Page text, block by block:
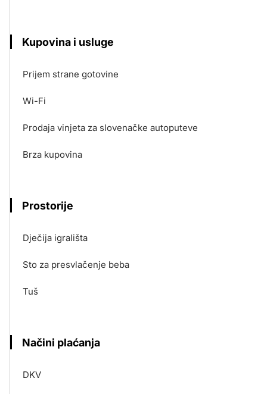
Kupovina i usluge
Prijem strane gotovine
Wi-Fi
Prodaja vinjeta za slovenačke autoputeve
Brza kupovina
Prostorije
Dječija igrališta
Sto za presvlačenje beba
Tuš
Načini plaćanja
DKV